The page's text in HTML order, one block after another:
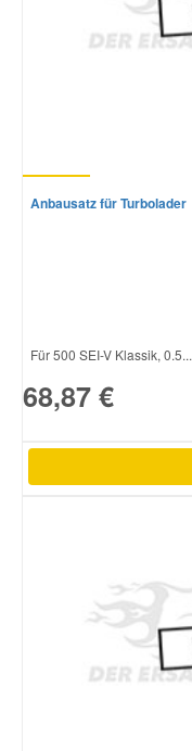
Anbausatz für Turbolader
Für 500 SEI-V Klassik, 0.5...
68,87 €
Volvo Ersatzteile